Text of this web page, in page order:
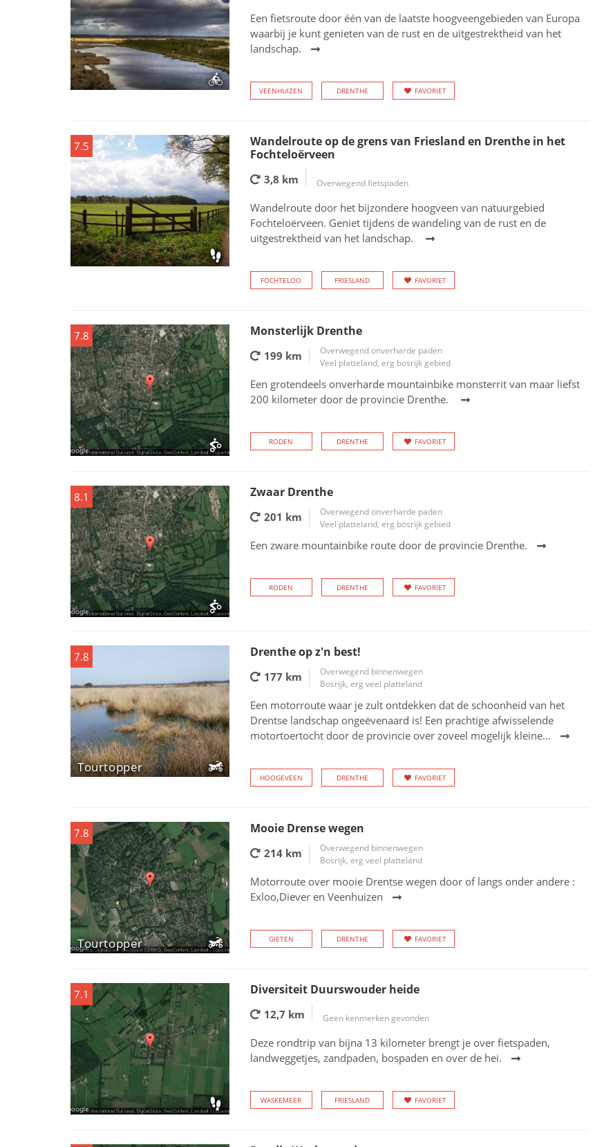
Een fietsroute door één van de laatste hoogveengebieden van Europa
waarbij je kunt genieten van de rust en de uitgestrektheid van het
landschap.
VEENHUIZEN DRENTHE FAVORIET
7.5
Wandelroute op de grens van Friesland en Drenthe in het
Fochteloërveen
3,8 km Overwegend fietspaden
Wandelroute door het bijzondere hoogveen van natuurgebied
Fochteloërveen. Geniet tijdens de wandeling van de rust en de
uitgestrektheid van het landschap.
FOCHTELOO FRIESLAND FAVORIET
7.8 Monsterlijk Drenthe
199 km
Overwegend onverharde paden
Veel platteland, erg bosrijk gebied
Een grotendeels onverharde mountainbike monsterrit van maar liefst
200 kilometer door de provincie Drenthe.
RODEN DRENTHE FAVORIET
8.1 Zwaar Drenthe
201 km
Overwegend onverharde paden
Veel platteland, erg bosrijk gebied
Een zware mountainbike route door de provincie Drenthe.
RODEN DRENTHE FAVORIET
7.8
Tourtopper
Drenthe op z'n best!
177 km
Overwegend binnenwegen
Bosrijk, erg veel platteland
Een motorroute waar je zult ontdekken dat de schoonheid van het
Drentse landschap ongeëvenaard is! Een prachtige afwisselende
motortoertocht door de provincie over zoveel mogelijk kleine...
HOOGEVEEN DRENTHE FAVORIET
7.8
Tourtopper
Mooie Drense wegen
214 km
Overwegend binnenwegen
Bosrijk, erg veel platteland
Motorroute over mooie Drentse wegen door of langs onder andere :
Exloo,Diever en Veenhuizen
GIETEN DRENTHE FAVORIET
7.1 Diversiteit Duurswouder heide
12,7 km Geen kenmerken gevonden
Deze rondtrip van bijna 13 kilometer brengt je over fietspaden,
landweggetjes, zandpaden, bospaden en over de hei.
WASKEMEER FRIESLAND FAVORIET